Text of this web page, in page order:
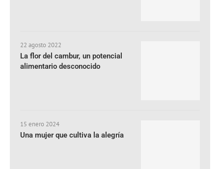
22 agosto 2022
La flor del cambur, un potencial
alimentario desconocido
15 enero 2024
Una mujer que cultiva la alegría